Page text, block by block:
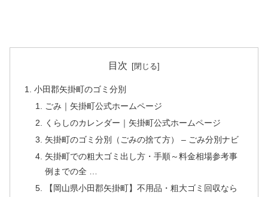
目次
小田郡矢掛町のゴミ分別
ごみ｜矢掛町公式ホームページ
くらしのカレンダー｜矢掛町公式ホームページ
矢掛町のゴミ分別（ごみの捨て方） – ごみ分別ナビ
矢掛町での粗大ゴミ出し方・手順～料金相場参考事
例までの全 …
【岡山県小田郡矢掛町】不用品・粗大ゴミ回収なら